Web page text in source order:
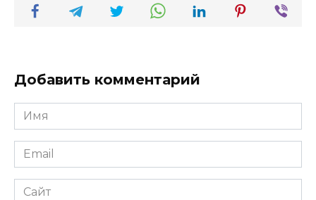
Добавить комментарий
Имя
*
Email
*
Сайт